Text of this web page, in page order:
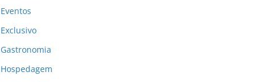
Eventos
Exclusivo
Gastronomia
Hospedagem